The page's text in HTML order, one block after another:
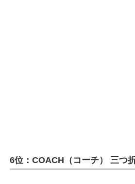
6位：COACH（コーチ） 三つ